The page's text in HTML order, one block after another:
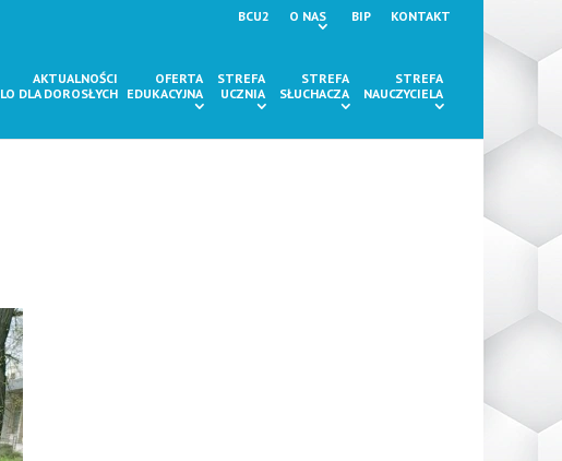
BCU2 O NAS BIP KONTAKT
AKTUALNOŚCI
LO DLA DOROSŁYCH
OFERTA
EDUKACYJNA
STREFA
UCZNIA
STREFA
SŁUCHACZA
STREFA
NAUCZYCIELA